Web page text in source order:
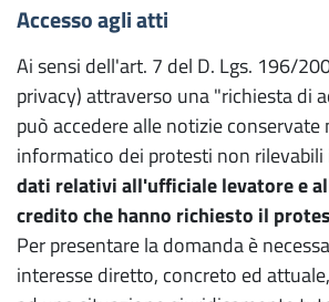
Accesso agli atti
Ai sensi dell'art. 7 del D. Lgs. 196/
privacy) attraverso una "richiesta di
può accedere alle notizie conservate
informatico dei protesti non rilevabili
dati relativi all'ufficiale levatore e
credito che hanno richiesto il
Per presentare la domanda è
interesse diretto, concreto ed